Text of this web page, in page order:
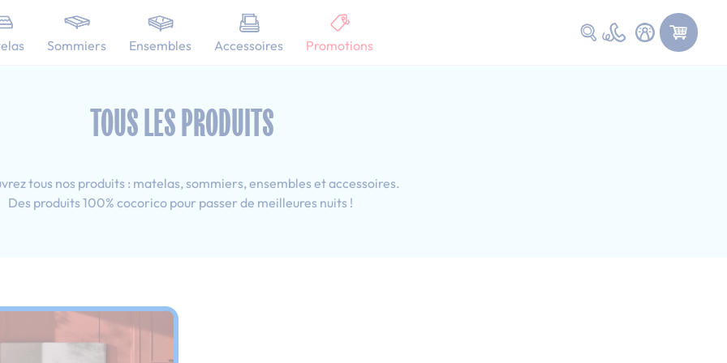
Sommiers Ensembles Accessoires Promotions
Faire une recherche
cm
TOUS LES PRODUITS
tous nos produits : matelas, sommiers, ensembles et accessoires.
Des produits 100% cocorico pour passer de meilleures nuits !